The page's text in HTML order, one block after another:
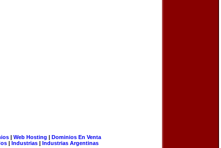
| Web Hosting | Dominios En Venta
| Industrias | Industrias Argentinas